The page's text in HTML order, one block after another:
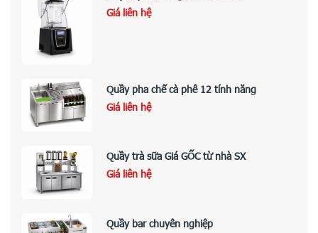
Giá liên hệ
Quầy pha chế cà phê 12 tính năng
Giá liên hệ
Quầy trà sữa Giá GỐC từ nhà SX
Giá liên hệ
Quầy bar chuyên nghiệp